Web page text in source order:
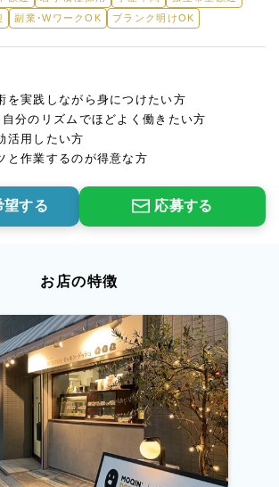
副業・WワークOK ブランク明けOK
を実践しながら身につけたい方
自分のリズムでほどよく働きたい方
活用したい方
と作業するのが得意な方
望する 応募する
お店の特徴